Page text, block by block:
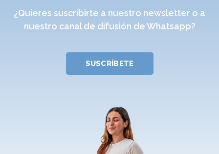
¿Quieres suscribirte a nuestro newsletter o a
nuestro canal de difusión de Whatsapp?
SUSCRÍBETE